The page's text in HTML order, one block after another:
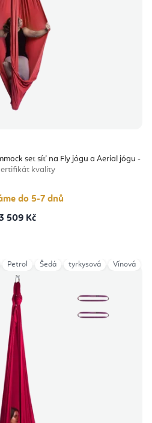
set síť na Fly jógu a Aerial jógu -
kvality
do 5-7 dnů
509 Kč
Petrol Šedá tyrkysová Vínová